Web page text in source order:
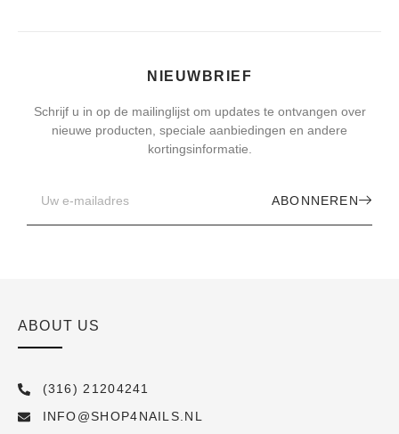
NIEUWBRIEF
Schrijf u in op de mailinglijst om updates te ontvangen over
nieuwe producten, speciale aanbiedingen en andere
kortingsinformatie.
ABONNEREN
ABOUT US
(316) 21204241
INFO@SHOP4NAILS.NL